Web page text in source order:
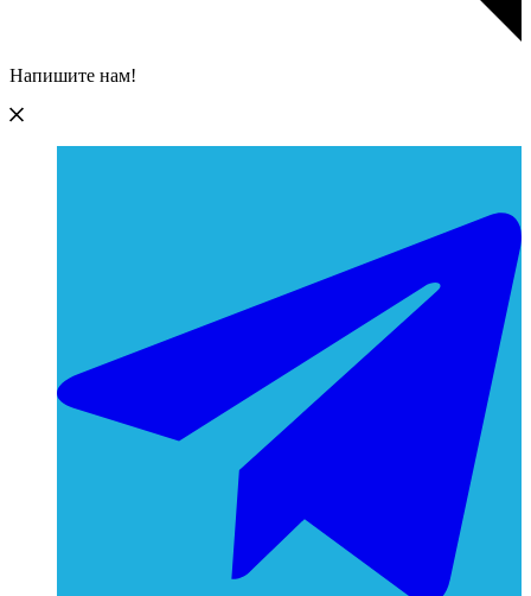
Напишите нам!